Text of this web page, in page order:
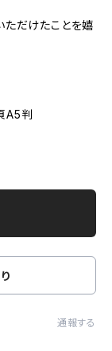
ただけたことを嬉
A5判
通報する